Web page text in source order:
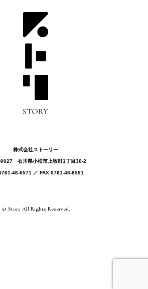
株式会社ストーリー
⽯川県⼩松市上牧町1丁目30-2
46-6571 ／ FAX 0761-46-6591
© Story All Rights Reserved.